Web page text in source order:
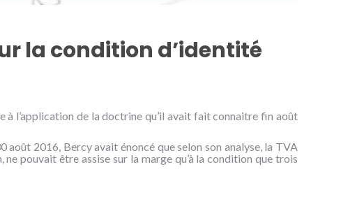
la condition d’identité
l’application de la doctrine qu’il avait fait connaitre fin août
août 2016, Bercy avait énoncé que selon son analyse, la TVA
pouvait être assise sur la marge qu’à la condition que trois